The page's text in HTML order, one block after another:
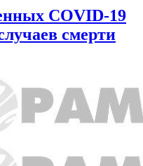
COVID-19
смерти